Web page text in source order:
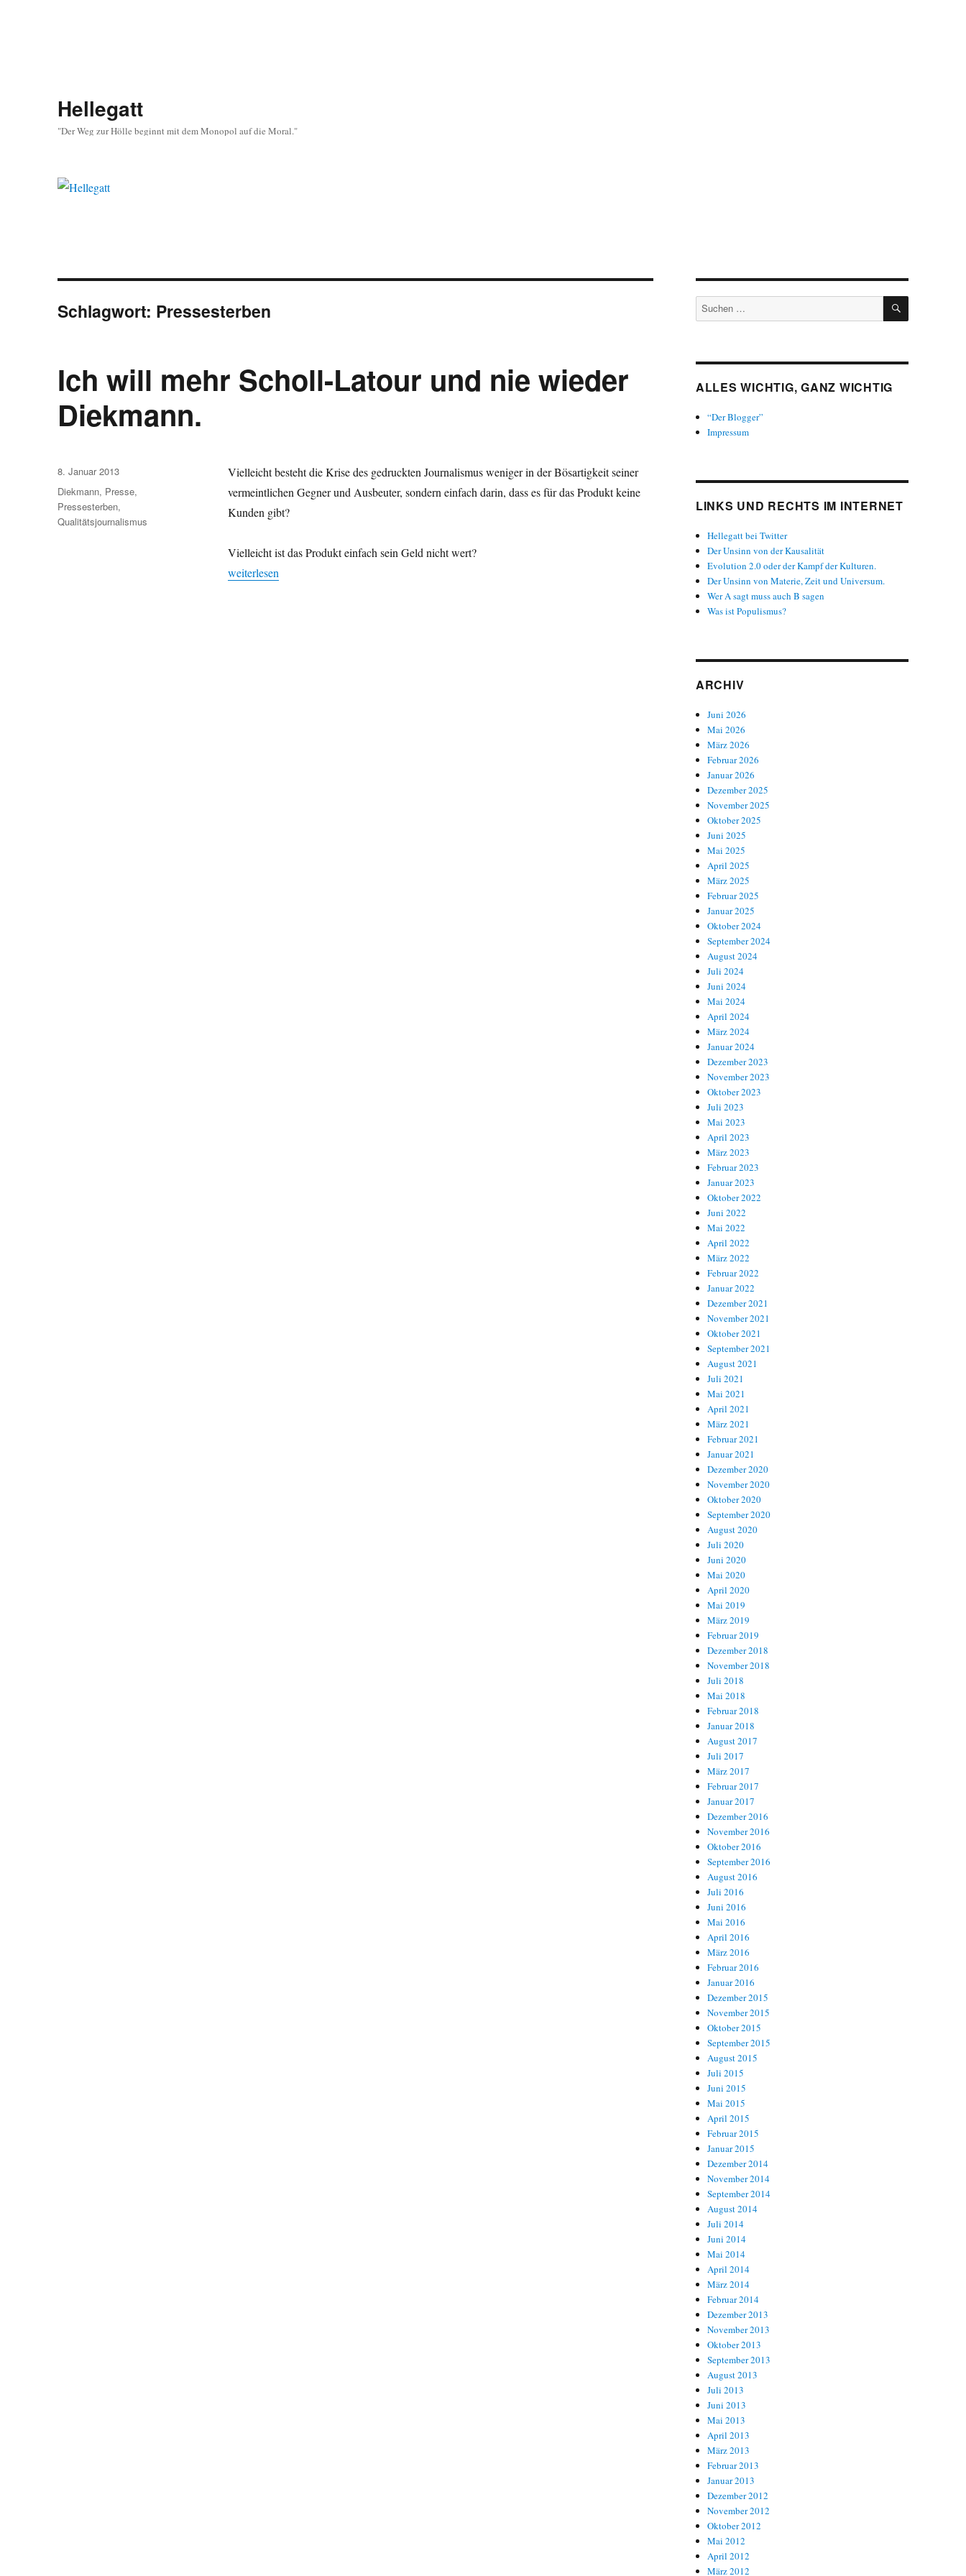
Hellegatt
"Der Weg zur Hölle beginnt mit dem Monopol auf die Moral."
Schlagwort: Pressesterben
Ich will mehr Scholl-Latour und nie wieder
Diekmann.
Vielleicht besteht die Krise des gedruckten Journalismus weniger in der Bösartigkeit seiner
vermeintlichen Gegner und Ausbeuter, sondern einfach darin, dass es für das Produkt keine
Kunden gibt?
Vielleicht ist das Produkt einfach sein Geld nicht wert?
„Ich will mehr Scholl-Latour und nie wieder Diekmann.“
weiterlesen
Veröffentlicht
am
8. Januar 2013
Schlagwörter
Diekmann, Presse,
Pressesterben,
Qualitätsjournalismus
Suchen
nach:
SUCHEN
ALLES WICHTIG, GANZ WICHTIG
“Der Blogger”
Impressum
LINKS UND RECHTS IM INTERNET
Hellegatt bei Twitter
Der Unsinn von der Kausalität
Evolution 2.0 oder der Kampf der Kulturen.
Der Unsinn von Materie, Zeit und Universum.
Wer A sagt muss auch B sagen
Was ist Populismus?
ARCHIV
Juni 2026
Mai 2026
März 2026
Februar 2026
Januar 2026
Dezember 2025
November 2025
Oktober 2025
Juni 2025
Mai 2025
April 2025
März 2025
Februar 2025
Januar 2025
Oktober 2024
September 2024
August 2024
Juli 2024
Juni 2024
Mai 2024
April 2024
März 2024
Januar 2024
Dezember 2023
November 2023
Oktober 2023
Juli 2023
Mai 2023
April 2023
März 2023
Februar 2023
Januar 2023
Oktober 2022
Juni 2022
Mai 2022
April 2022
März 2022
Februar 2022
Januar 2022
Dezember 2021
November 2021
Oktober 2021
September 2021
August 2021
Juli 2021
Mai 2021
April 2021
März 2021
Februar 2021
Januar 2021
Dezember 2020
November 2020
Oktober 2020
September 2020
August 2020
Juli 2020
Juni 2020
Mai 2020
April 2020
Mai 2019
März 2019
Februar 2019
Dezember 2018
November 2018
Juli 2018
Mai 2018
Februar 2018
Januar 2018
August 2017
Juli 2017
März 2017
Februar 2017
Januar 2017
Dezember 2016
November 2016
Oktober 2016
September 2016
August 2016
Juli 2016
Juni 2016
Mai 2016
April 2016
März 2016
Februar 2016
Januar 2016
Dezember 2015
November 2015
Oktober 2015
September 2015
August 2015
Juli 2015
Juni 2015
Mai 2015
April 2015
Februar 2015
Januar 2015
Dezember 2014
November 2014
September 2014
August 2014
Juli 2014
Juni 2014
Mai 2014
April 2014
März 2014
Februar 2014
Dezember 2013
November 2013
Oktober 2013
September 2013
August 2013
Juli 2013
Juni 2013
Mai 2013
April 2013
März 2013
Februar 2013
Januar 2013
Dezember 2012
November 2012
Oktober 2012
Mai 2012
April 2012
März 2012